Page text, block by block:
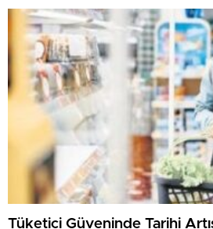
Tüketici Güveninde Tarihi